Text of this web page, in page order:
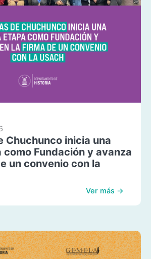
Chuchunco inicia una
como Fundación y avanza
un convenio con la
Ver más →